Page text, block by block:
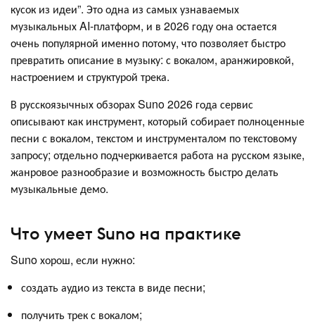
кусок из идеи”. Это одна из самых узнаваемых
музыкальных AI-платформ, и в 2026 году она остается
очень популярной именно потому, что позволяет быстро
превратить описание в музыку: с вокалом, аранжировкой,
настроением и структурой трека.
В русскоязычных обзорах Suno 2026 года сервис
описывают как инструмент, который собирает полноценные
песни с вокалом, текстом и инструменталом по текстовому
запросу; отдельно подчеркивается работа на русском языке,
жанровое разнообразие и возможность быстро делать
музыкальные демо.
Что умеет Suno на практике
Suno хорош, если нужно:
создать аудио из текста в виде песни;
получить трек с вокалом;